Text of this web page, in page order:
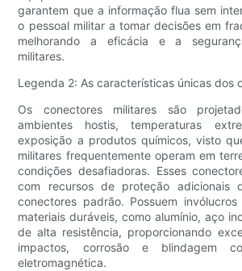
garantem que a informação flua sem
o pessoal militar a tomar decisões em
melhorando a eficácia e a
militares.
Legenda 2: As características únicas dos
Os conectores militares são
ambientes hostis, temperaturas
exposição a produtos químicos, visto
militares frequentemente operam em
condições desafiadoras. Esses
com recursos de proteção adicionais
conectores padrão. Possuem
materiais duráveis, como alumínio, aço
de alta resistência, proporcionando
impactos, corrosão e blindagem
eletromagnética.